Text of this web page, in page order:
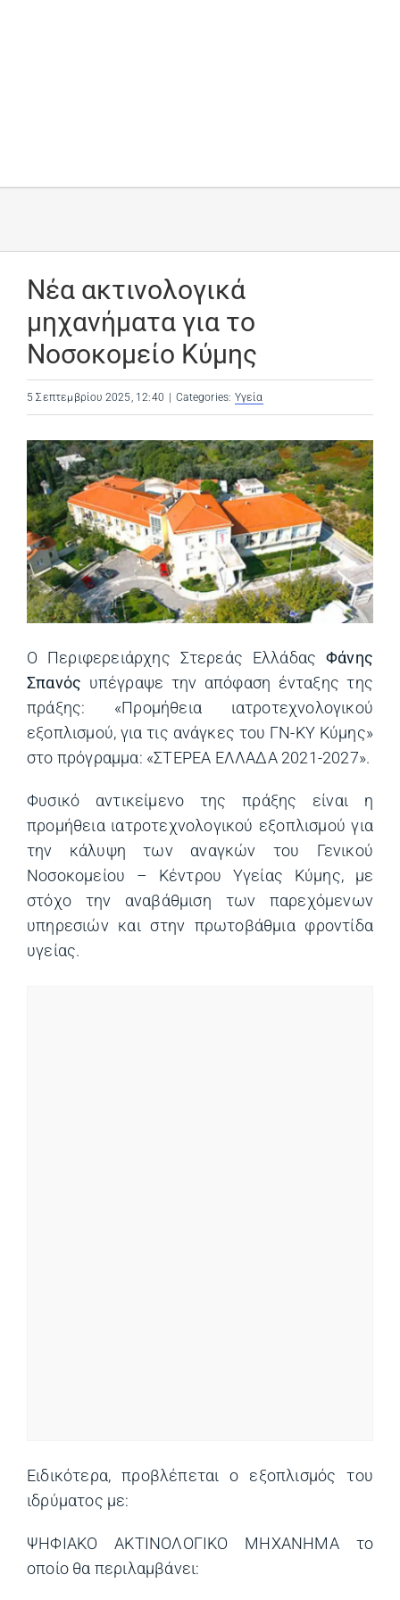
Νέα ακτινολογικά
μηχανήματα για το
Νοσοκομείο Κύμης
5 Σεπτεμβρίου 2025, 12:40 Categories: Υγεία
Ο Περιφερειάρχης Στερεάς Ελλάδας Φάνης
Σπανός υπέγραψε την απόφαση ένταξης της
πράξης: «Προμήθεια ιατροτεχνολογικού
εξοπλισμού, για τις ανάγκες του ΓΝ-ΚΥ Κύμης»
στο πρόγραμμα: «ΣΤΕΡΕΑ ΕΛΛΑΔΑ 2021-2027».
Φυσικό αντικείμενο της πράξης είναι η
προμήθεια ιατροτεχνολογικού εξοπλισμού για
την κάλυψη των αναγκών του Γενικού
Νοσοκομείου – Κέντρου Υγείας Κύμης, με
στόχο την αναβάθμιση των παρεχόμενων
υπηρεσιών και στην πρωτοβάθμια φροντίδα
υγείας.
Ειδικότερα, προβλέπεται ο εξοπλισμός του
ιδρύματος με:
ΨΗΦΙΑΚΟ ΑΚΤΙΝΟΛΟΓΙΚΟ ΜΗΧΑΝΗΜΑ το
οποίο θα περιλαμβάνει: